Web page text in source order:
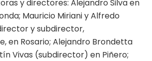
y directores: Alejandro Silva en
Mauricio Miriani y Alfredo
y subdirector,
en Rosario; Alejandro Brondetta
Vivas (subdirector) en Piñero;